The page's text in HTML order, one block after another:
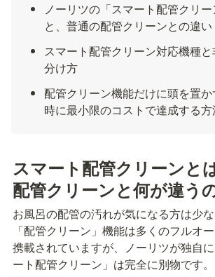
ノーリツの「スマート配管クリ
と、普通の配管クリーンとの違い
スマート配管クリーン対応機種
分け方
配管クリーン機能だけに頭を置
時に最小限のコストで達成する
スマート配管クリーンと
配管クリーンと何が違う
お風呂の配管の汚れが気になる方は少な
「配管クリーン」機能は多くのフルオ
携載されていますが、ノーリツが独自
ート配管クリーン」は完全に別物です。